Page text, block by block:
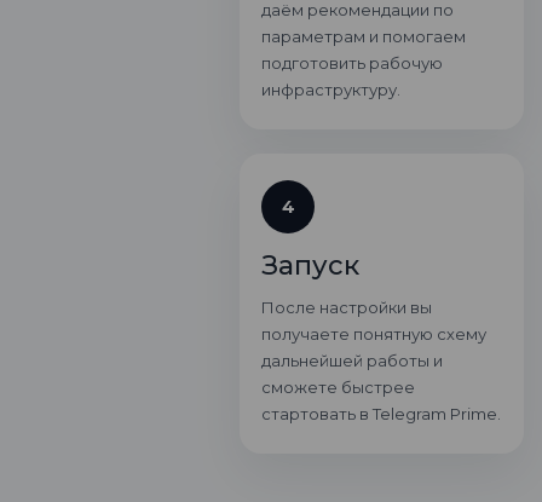
даём рекомендации по
параметрам и помогаем
подготовить рабочую
инфраструктуру.
4
Запуск
После настройки вы
получаете понятную схему
дальнейшей работы и
сможете быстрее
стартовать в Telegram Prime.